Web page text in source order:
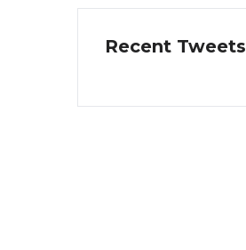
Recent Tweets